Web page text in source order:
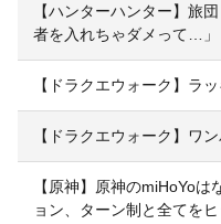
【ハンターハンター】旅
者を入れちゃダメって…」
【ドラクエウォーク】ラ
【ドラクエウォーク】ワ
【原神】原神のmiHoYo
ョン、ターン制と全てを